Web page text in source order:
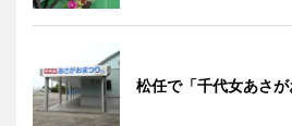
松任で「千代女あさが